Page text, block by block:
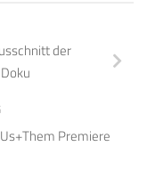
der
Premiere